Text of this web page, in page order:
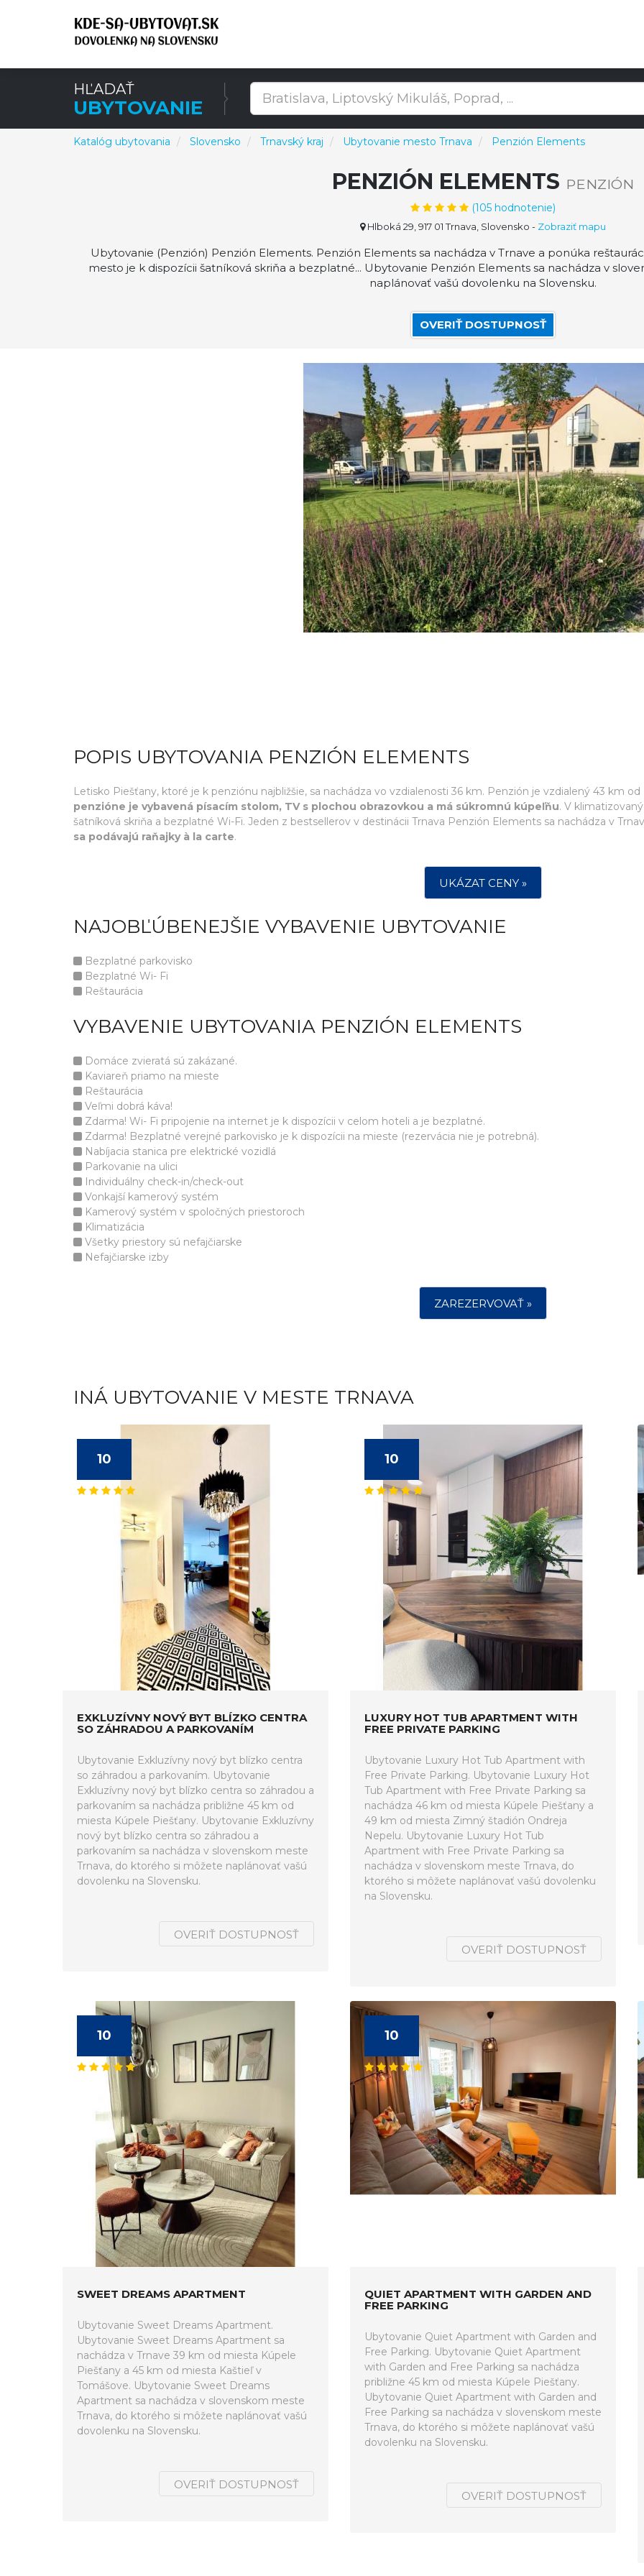
HĽADAŤ
UBYTOVANIE
Katalóg ubytovania Slovensko Trnavský kraj Ubytovanie mesto Trnava Penzión Elements
PENZIÓN ELEMENTS PENZIÓN
(105 hodnotenie)
Hlboká 29, 917 01 Trnava, Slovensko - Zobraziť mapu
Ubytovanie (Penzión) Penzión Elements. Penzión Elements sa nachádza v Trnave a ponúka
mesto je k dispozícii šatníková skriňa a bezplatné... Ubytovanie Penzión Elements sa nachádza v
naplánovať vašú dovolenku na Slovensku.
OVERIŤ DOSTUPNOSŤ
POPIS UBYTOVANIA PENZIÓN ELEMENTS
Letisko Piešťany, ktoré je k penziónu najbližšie, sa nachádza vo vzdialenosti 36 km. Penzión je vzdialený 43 km
penzióne je vybavená písacím stolom, TV s plochou obrazovkou a má súkromnú kúpeľňu. V
šatníková skriňa a bezplatné Wi-Fi. Jeden z bestsellerov v destinácii Trnava Penzión Elements sa nachádza v
sa podávajú raňajky à la carte.
UKÁZAT CENY »
NAJOBĽÚBENEJŠIE VYBAVENIE UBYTOVANIE
Bezplatné parkovisko
Bezplatné Wi- Fi
Reštaurácia
VYBAVENIE UBYTOVANIA PENZIÓN ELEMENTS
Domáce zvieratá sú zakázané.
Kaviareň priamo na mieste
Reštaurácia
Veľmi dobrá káva!
Zdarma! Wi- Fi pripojenie na internet je k dispozícii v celom hoteli a je bezplatné.
Zdarma! Bezplatné verejné parkovisko je k dispozícii na mieste (rezervácia nie je potrebná).
Nabíjacia stanica pre elektrické vozidlá
Parkovanie na ulici
Individuálny check-in/check-out
Vonkajší kamerový systém
Kamerový systém v spoločných priestoroch
Klimatizácia
Všetky priestory sú nefajčiarske
Nefajčiarske izby
ZAREZERVOVAŤ »
INÁ UBYTOVANIE V MESTE TRNAVA
10
EXKLUZÍVNY NOVÝ BYT BLÍZKO CENTRA
SO ZÁHRADOU A PARKOVANÍM
Ubytovanie Exkluzívny nový byt blízko centra
so záhradou a parkovaním. Ubytovanie
Exkluzívny nový byt blízko centra so záhradou a
parkovaním sa nachádza približne 45 km od
miesta Kúpele Piešťany. Ubytovanie Exkluzívny
nový byt blízko centra so záhradou a
parkovaním sa nachádza v slovenskom meste
Trnava, do ktorého si môžete naplánovať vašú
dovolenku na Slovensku.
OVERIŤ DOSTUPNOSŤ
10
LUXURY HOT TUB APARTMENT WITH
FREE PRIVATE PARKING
Ubytovanie Luxury Hot Tub Apartment with
Free Private Parking. Ubytovanie Luxury Hot
Tub Apartment with Free Private Parking sa
nachádza 46 km od miesta Kúpele Piešťany a
49 km od miesta Zimný štadión Ondreja
Nepelu. Ubytovanie Luxury Hot Tub
Apartment with Free Private Parking sa
nachádza v slovenskom meste Trnava, do
ktorého si môžete naplánovať vašú dovolenku
na Slovensku.
OVERIŤ DOSTUPNOSŤ
10
SWEET DREAMS APARTMENT
Ubytovanie Sweet Dreams Apartment.
Ubytovanie Sweet Dreams Apartment sa
nachádza v Trnave 39 km od miesta Kúpele
Piešťany a 45 km od miesta Kaštieľ v
Tomášove. Ubytovanie Sweet Dreams
Apartment sa nachádza v slovenskom meste
Trnava, do ktorého si môžete naplánovať vašú
dovolenku na Slovensku.
OVERIŤ DOSTUPNOSŤ
10
QUIET APARTMENT WITH GARDEN AND
FREE PARKING
Ubytovanie Quiet Apartment with Garden and
Free Parking. Ubytovanie Quiet Apartment
with Garden and Free Parking sa nachádza
približne 45 km od miesta Kúpele Piešťany.
Ubytovanie Quiet Apartment with Garden and
Free Parking sa nachádza v slovenskom meste
Trnava, do ktorého si môžete naplánovať vašú
dovolenku na Slovensku.
OVERIŤ DOSTUPNOSŤ